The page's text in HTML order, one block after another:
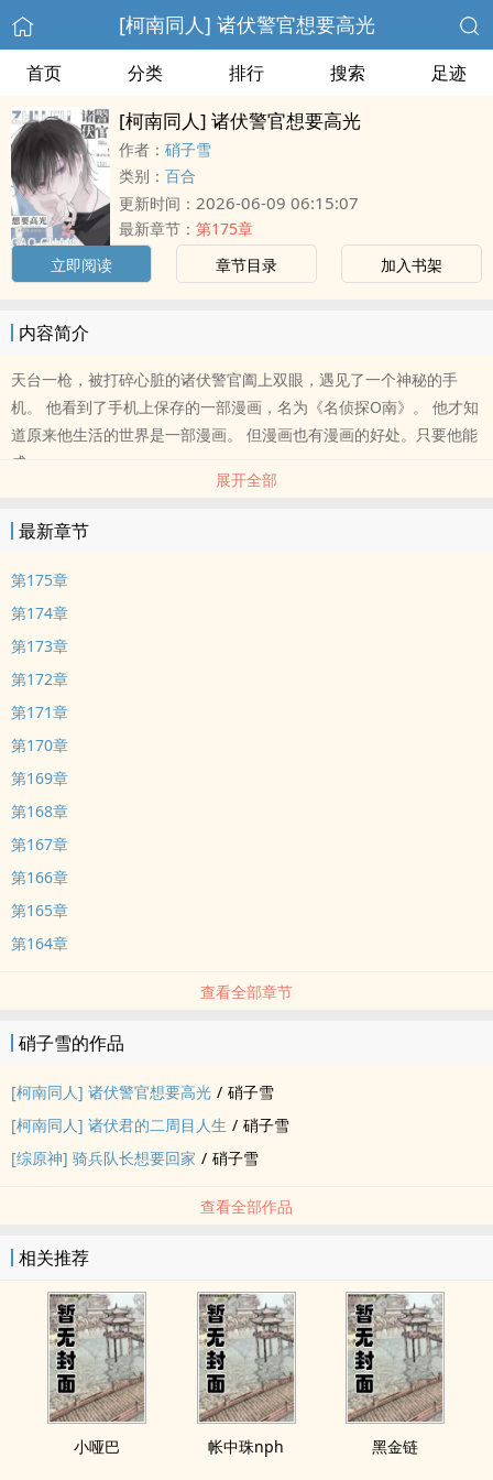
[柯南同人] 诸伏警官想要高光
首页 分类 排行 搜索 足迹
[柯南同人] 诸伏警官想要高光
作者： 硝子雪
类别： 百合
更新时间： 2026-06-09 06:15:07
最新章节： 第175章
立即阅读
章节目录 加入书架
内容简介
天台一枪，被打碎心脏的诸伏警官阖上双眼，遇见了一个神秘的手
机。 他看到了手机上保存的一部漫画，名为《名侦探O南》。 他才知
道原来他生活的世界是一部漫画。 但漫画也有漫画的好处。只要他能
成..
展开全部
最新章节
第175章
第174章
第173章
第172章
第171章
第170章
第169章
第168章
第167章
第166章
第165章
第164章
查看全部章节
硝子雪的作品
[柯南同人] 诸伏警官想要高光 / 硝子雪
[柯南同人] 诸伏君的二周目人生 / 硝子雪
[综原神] 骑兵队长想要回家 / 硝子雪
查看全部作品
相关推荐
小哑巴 帐中珠nph 黑金链